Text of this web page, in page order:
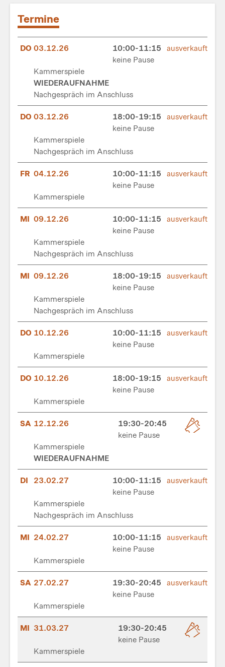
Termine
DO 03.12.26
10:00-11:15
keine Pause
Kammerspiele
WIEDERAUFNAHME
Nachgespräch im Anschluss
ausverkauft
DO 03.12.26
18:00-19:15
keine Pause
Kammerspiele
Nachgespräch im Anschluss
ausverkauft
FR 04.12.26
10:00-11:15
keine Pause
Kammerspiele
ausverkauft
MI 09.12.26
10:00-11:15
keine Pause
Kammerspiele
Nachgespräch im Anschluss
ausverkauft
MI 09.12.26
18:00-19:15
keine Pause
Kammerspiele
Nachgespräch im Anschluss
ausverkauft
DO 10.12.26
10:00-11:15
keine Pause
Kammerspiele
ausverkauft
DO 10.12.26
18:00-19:15
keine Pause
Kammerspiele
ausverkauft
SA 12.12.26
19:30-20:45
keine Pause
Kammerspiele
WIEDERAUFNAHME
DI 23.02.27
10:00-11:15
keine Pause
Kammerspiele
Nachgespräch im Anschluss
ausverkauft
MI 24.02.27
10:00-11:15
keine Pause
Kammerspiele
ausverkauft
SA 27.02.27
19:30-20:45
keine Pause
Kammerspiele
ausverkauft
MI 31.03.27
19:30-20:45
keine Pause
Kammerspiele